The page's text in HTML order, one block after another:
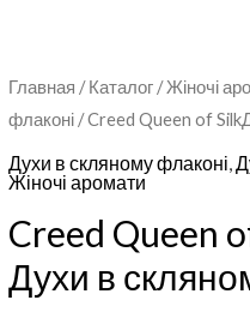
Главная /Каталог /Жіночі
флаконі / Creed Queen of
Духи в скляному флаконі,
Жіночі аромати
Creed Queen
Духи в
Количество
товара
Creed
Queen
of
SilkДухи
в